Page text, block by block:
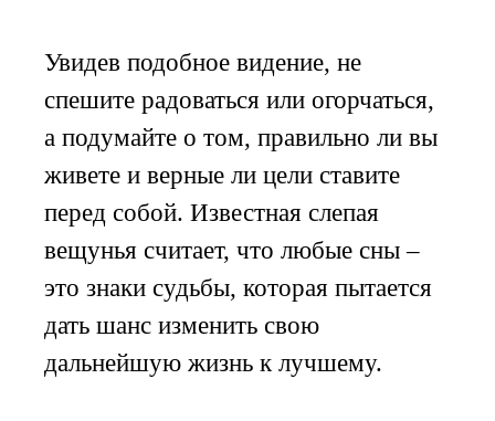
Увидев подобное видение, не
спешите радоваться или огорчаться,
а подумайте о том, правильно ли вы
живете и верные ли цели ставите
перед собой. Известная слепая
вещунья считает, что любые сны –
это знаки судьбы, которая пытается
дать шанс изменить свою
дальнейшую жизнь к лучшему.